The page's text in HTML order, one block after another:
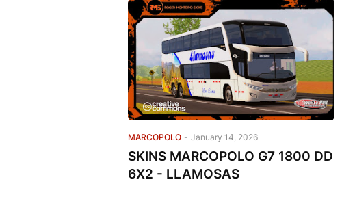
MARCOPOLO - January 14, 2026
SKINS MARCOPOLO G7 1800 DD
6X2 - LLAMOSAS